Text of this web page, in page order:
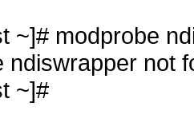
~]# modprobe
ndiswrapper not
~]#